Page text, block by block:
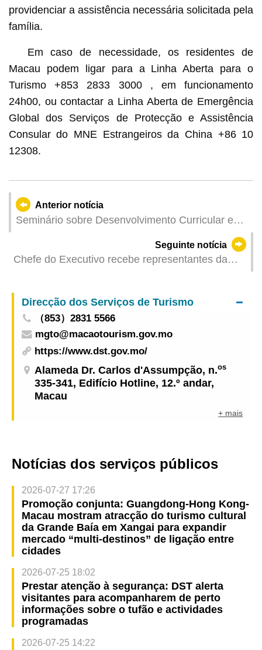
providenciar a assistência necessária solicitada pela
família.
Em caso de necessidade, os residentes de
Macau podem ligar para a Linha Aberta para o
Turismo +853 2833 3000 , em funcionamento
24h00, ou contactar a Linha Aberta de Emergência
Global dos Serviços de Protecção e Assistência
Consular do MNE Estrangeiros da China +86 10
12308.
Anterior notícia
Seminário sobre Desenvolvimento Curricular e
Interior da China e Macau termina com sucesso
Exposição de materiais didácticos das duas
desenvolvimento
Seguinte notícia
Chefe do Executivo recebe representantes da
Direcção dos Serviços de Turismo
（853）2831 5566
mgto@macaotourism.gov.mo
https://www.dst.gov.mo/
Alameda Dr. Carlos d'Assumpção, n.os
335-341, Edifício Hotline, 12.º andar,
Macau
+ mais
Notícias dos serviços públicos
2026-07-27 17:26
Promoção conjunta: Guangdong-Hong Kong-
Macau mostram atracção do turismo cultural
da Grande Baía em Xangai para expandir
mercado “multi-destinos” de ligação entre
cidades
2026-07-25 18:02
Prestar atenção à segurança: DST alerta
visitantes para acompanharem de perto
informações sobre o tufão e actividades
programadas
2026-07-25 14:22